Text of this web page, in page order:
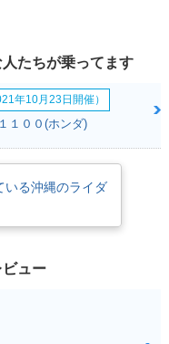
たちが乗ってます
年10月23日開催）
１００(ホンダ)
いる沖縄のライダ
ュー